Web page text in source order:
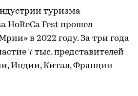
туризма
HoReCa Fest прошел
в 2022 году. За три года
7 тыс. представителей
Индии, Китая, Франции